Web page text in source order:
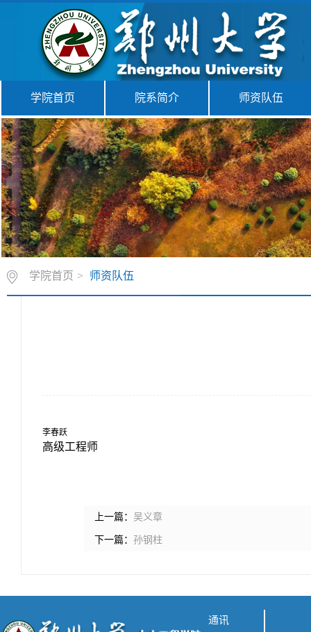
学院首页 院系简介 师资队伍
学院首页 > 师资队伍
李春跃
高级工程师
上一篇： 吴义章
下一篇： 孙钢柱
通讯